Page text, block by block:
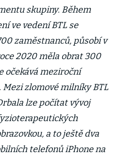
skupiny. Během
ve vedení BTL se
zaměstnanců, působí v
2020 měla obrat 300
očekává meziroční
zlomové milníky BTL
lze počítat vývoj
a to ještě dva
telefonů iPhone na